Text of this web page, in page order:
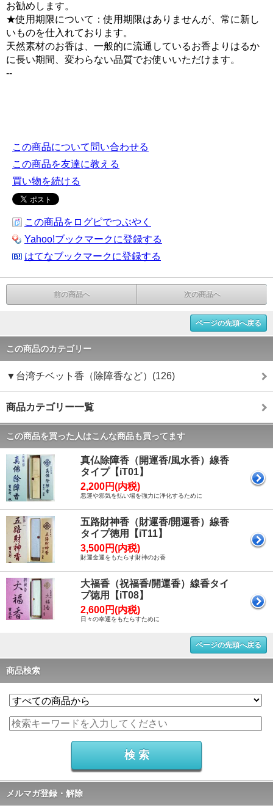
お勧めします。
★使用期限について：使用期限はありませんが、常に新し
いものを仕入れております。
天然素材のお香は、一般的に流通しているお香よりはるか
に長い期間、変わらない品質でお使いいただけます。
--
この商品について問い合わせる
この商品を友達に教える
買い物を続ける
この商品をログピでつぶやく
Yahoo!ブックマークに登録する
はてなブックマークに登録する
前の商品へ 次の商品へ
ページの先頭へ戻る
この商品のカテゴリー
▼台湾チベット香（除障香など）(126)
商品カテゴリー一覧
この商品を買った人はこんな商品も買ってます
真仏除障香（開運香/風水香）線香
タイプ【iT01】
2,200円(内税)
悪運や邪気を払い場を強力に浄化するために
五路財神香（財運香/開運香）線香
タイプ徳用【iT11】
3,500円(内税)
財運金運をもたらす財神のお香
大福香（祝福香/開運香）線香タイ
プ徳用【iT08】
2,600円(内税)
日々の幸運をもたらすために
ページの先頭へ戻る
商品検索
メルマガ登録・解除